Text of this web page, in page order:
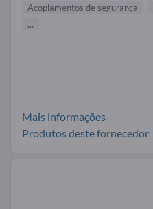
Acoplamentos de segurança
...
Mais informações-
Produtos deste fornecedor